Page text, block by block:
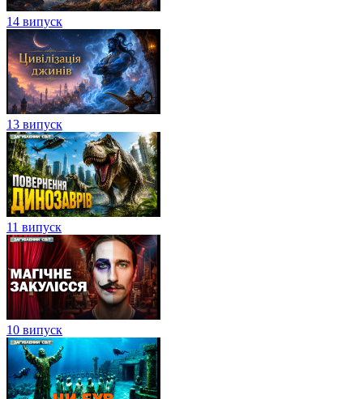
14 випуск
13 випуск
11 випуск
10 випуск